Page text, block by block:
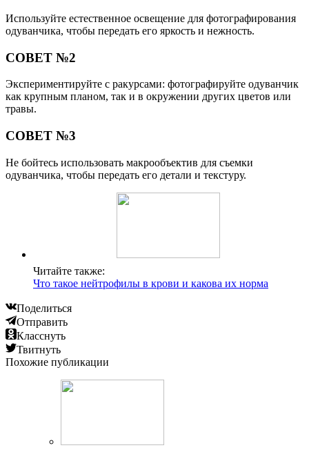
Используйте естественное освещение для фотографирования
одуванчика, чтобы передать его яркость и нежность.
СОВЕТ №2
Экспериментируйте с ракурсами: фотографируйте одуванчик
как крупным планом, так и в окружении других цветов или
травы.
СОВЕТ №3
Не бойтесь использовать макрообъектив для съемки
одуванчика, чтобы передать его детали и текстуру.
Читайте также:
Что такое нейтрофилы в крови и какова их норма
Поделиться
Отправить
Класснуть
Твитнуть
Похожие публикации